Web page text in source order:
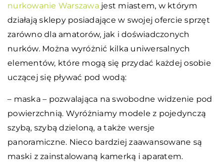
nurkowanie Warszawa jest miastem, w którym
działają sklepy posiadające w swojej ofercie sprzęt
zarówno dla amatorów, jak i doświadczonych
nurków. Można wyróżnić kilka uniwersalnych
elementów, które mogą się przydać każdej osobie
uczącej się pływać pod wodą:
– maska – pozwalająca na swobodne widzenie pod
powierzchnią. Wyróżniamy modele z pojedynczą
szybą, szybą dzieloną, a także wersje
panoramiczne. Nieco bardziej zaawansowane są
maski z zainstalowaną kamerką i aparatem.